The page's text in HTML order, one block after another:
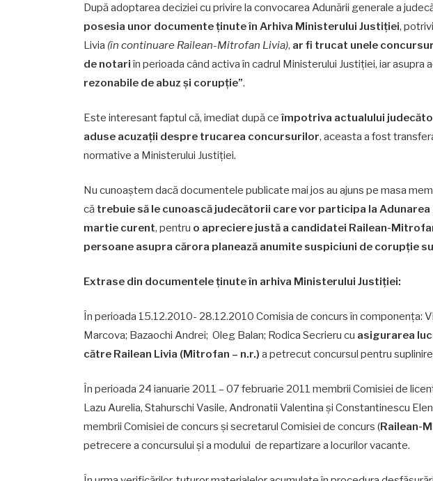
După adoptarea deciziei cu privire la convocarea Adunării generale a
posesia unor documente ținute în Arhiva Ministerului Justiției,
Livia (în continuare Railean-Mitrofan Livia), ar fi trucat unele
de notariîn perioada când activa în cadrul Ministerului Justiției, iar asupra
rezonabile de abuz și corupție”.
Este interesant faptul că, imediat după ceîmpotriva actualului
aduse acuzații despre trucarea concursurilor, aceasta a fost
normative a Ministerului Justiției.
Nu cunoaștem dacă documentele publicate mai jos au ajuns pe masa
că trebuie să le cunoască judecătorii care vor participa la
martie curent, pentru o apreciere justă a candidatei Railean-
persoane asupra cărora planează anumite suspiciuni de corupție
Extrase din documentele ținute în arhiva Ministerului Justiției:
În perioada 15.12.2010- 28.12.2010 Comisia de concurs în componența:
Marcova; Bazaochi Andrei; Oleg Balan; Rodica Secrieru cu asigurarea
către Railean Livia (Mitrofan – n.r.) a petrecut concursul pentru
În perioada 24 ianuarie 2011 – 07 februarie 2011 membrii Comisiei de
Lazu Aurelia, Stahurschi Vasile, Andronatii Valentina şi Constantinescu
membrii Comisiei de concurs și secretarul Comisiei de concurs (Railean-
petrecere a concursului şi a modului de repartizare a locurilor vacante.